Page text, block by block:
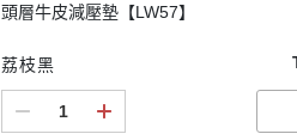
頭層牛皮減壓墊【LW57】
荔枝黑